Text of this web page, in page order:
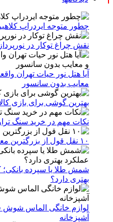
چطور متوجه ایردراپ
نقش چراغ توکار در
معایب بدون سانسور
بهترین گوشی برای بازی
نکات مهم در خرید سنگ
۱۰ نقل قول از بزرگترین معامله‌گران تاریخ که باید بخوانید
شمش طلا یا سپرده بانکی؛
بهتری دارد؟
لوازم خانگی الماس شوش
آشپزخانه